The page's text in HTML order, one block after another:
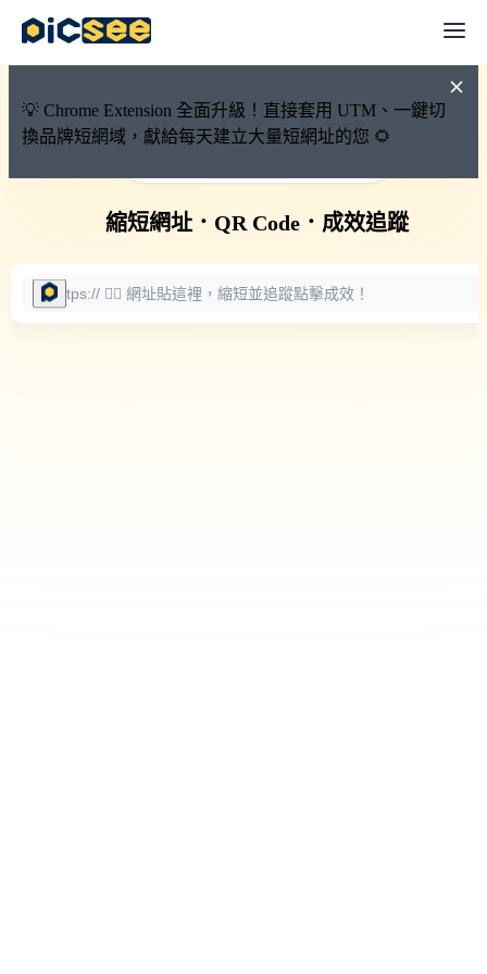
💡 Chrome Extension 全面升級！直接套用 UTM、一鍵切
換品牌短網域，獻給每天建立大量短網址的您 🌻
🚀 PicSee 短網址永久有效
縮短網址． QR Code． 成效追蹤